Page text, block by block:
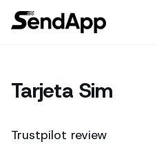
Tarjeta Sim
Trustpilot review